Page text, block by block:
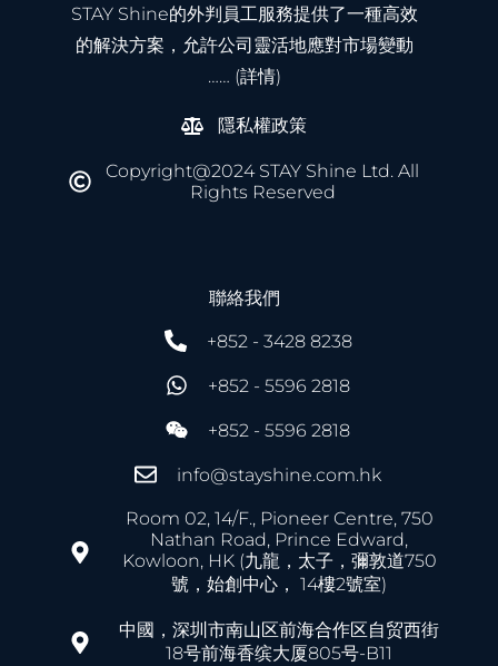
STAY Shine的外判員工服務提供了一種高效
的解決方案，允許公司靈活地應對市場變動
…… (詳情)
隱私權政策
Copyright@2024 STAY Shine Ltd. All
Rights Reserved
聯絡我們
+852 - 3428 8238
+852 - 5596 2818
+852 - 5596 2818
info@stayshine.com.hk
Room 02, 14/F., Pioneer Centre, 750
Nathan Road, Prince Edward,
Kowloon, HK (九龍，太子，彌敦道750
號，始創中心， 14樓2號室)
中國，深圳市南山区前海合作区自贸西街
18号前海香缤大厦805号-B11